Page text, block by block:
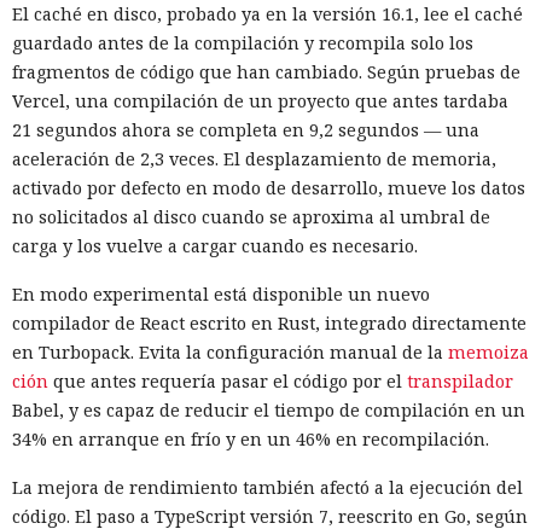
compañía confirmó que luego reforzó la protección de Atlas
y que aplicó las mismas medidas a las funciones de
navegador en la aplicación ChatGPT. La propia compañía
dejará de mantener Atlas el 9 de agosto. Como alternativa,
OpenAIofrece a los usuariosla aplicación de escritorio
ChatGPT o la extensión para Chrome.
En Zenity subrayan que los ataques descritos se basan en la
sustitución de instrucciones dentro de páginas que parecen
comprobaciones integradas de la IA no es suficiente: se
necesitan restricciones más estrictas, que no dependan del
criterio del propio modelo, sobre qué acciones y con qué
nivel de acceso puede ejecutar el navegador de forma
automática.
Inspecciones que forzarán su
salida del mercado: China toma
represalias contra EE. UU. a
través de Palo Alto Networks
El caché en disco, probado ya en la versión 16.1, lee el caché
guardado antes de la compilación y recompila solo los
fragmentos de código que han cambiado. Según pruebas de
Vercel, una compilación de un proyecto que antes tardaba
21 segundos ahora se completa en 9,2 segundos — una
aceleración de 2,3 veces. El desplazamiento de memoria,
activado por defecto en modo de desarrollo, mueve los datos
no solicitados al disco cuando se aproxima al umbral de
carga y los vuelve a cargar cuando es necesario.
En modo experimental está disponible un nuevo
compilador de React escrito en Rust, integrado directamente
en Turbopack. Evita la configuración manual de la memoiza
ción que antes requería pasar el código por el transpilador
Babel, y es capaz de reducir el tiempo de compilación en un
34% en arranque en frío y en un 46% en recompilación.
La mejora de rendimiento también afectó a la ejecución del
código. El paso a TypeScript versión 7, reescrito en Go, según